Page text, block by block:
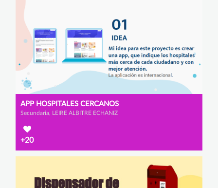
APP HOSPITALES CERCANOS
Secundaria, LEIRE ALBITRE ECHANIZ
+20